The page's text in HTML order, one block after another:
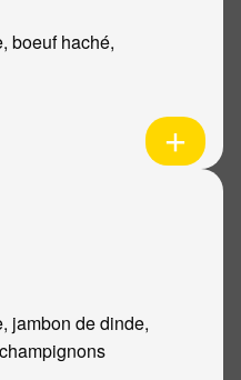
boeuf haché,
jambon de dinde,